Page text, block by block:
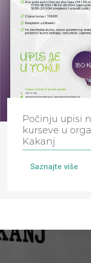
Počinju upisi
kurseve u
Kakanj
Saznajte više